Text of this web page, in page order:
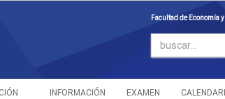
Facultad de Economía
INFORMACIÓN
EXAMEN